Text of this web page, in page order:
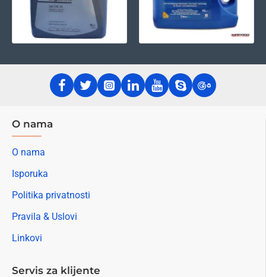
O nama
O nama
Isporuka
Politika privatnosti
Pravila & Uslovi
Linkovi
Servis za klijente